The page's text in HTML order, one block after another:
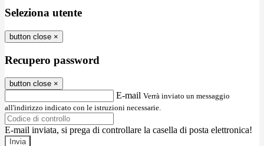
Seleziona utente
button close ×
Recupero password
button close ×
E-mail Verrà inviato un messaggio
all'indirizzo indicato con le istruzioni necessarie.
E-mail inviata, si prega di controllare la casella di posta elettronica!